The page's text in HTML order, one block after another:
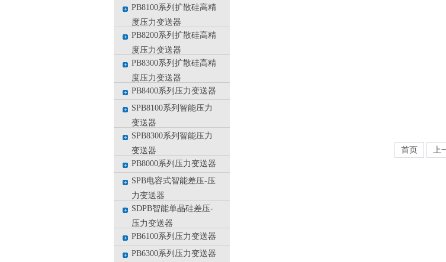
PB8100系列扩散硅高精
度压力变送器
PB8200系列扩散硅高精
度压力变送器
PB8300系列扩散硅高精
度压力变送器
PB8400系列压力变送器
SPB8100系列智能压力
变送器
SPB8300系列智能压力
变送器
PB8000系列压力变送器
SPB电容式智能差压-压
力变送器
SDPB智能单晶硅差压-
压力变送器
PB6100系列压力变送器
PB6300系列压力变送器
首页 上